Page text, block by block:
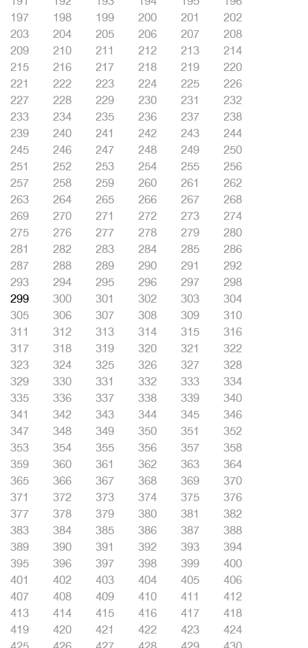
197
198 199 200 201
202
203
204 205 206 207
208
209
210 211 212 213
214
215
216 217 218 219
220
221
222 223 224 225
226
227
228 229 230 231
232
233
234 235 236 237
238
239
240 241 242 243
244
245
246 247 248 249
250
251
252 253 254 255
256
257
258 259 260 261
262
263
264 265 266 267
268
269
270 271 272 273
274
275
276 277 278 279
280
281
282 283 284 285
286
287
288 289 290 291
292
293
294 295 296 297
298
299
300 301 302 303
304
305
306 307 308 309
310
311
312 313 314 315
316
317
318 319 320 321
322
323
324 325 326 327
328
329
330 331 332 333
334
335
336 337 338 339
340
341
342 343 344 345
346
347
348 349 350 351
352
353
354 355 356 357
358
359
360 361 362 363
364
365
366 367 368 369
370
371
372 373 374 375
376
377
378 379 380 381
382
383
384 385 386 387
388
389
390 391 392 393
394
395
396 397 398 399
400
401
402 403 404 405
406
407
408 409 410 411
412
413
414 415 416 417
418
419
420 421 422 423
424